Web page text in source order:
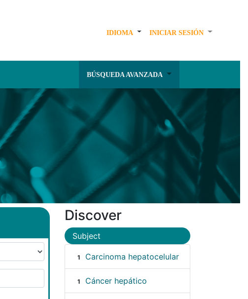
IDIOMA INICIAR SESIÓN
BÚSQUEDA AVANZADA
Discover
Subject
1 Carcinoma hepatocelular
1 Cáncer hepático